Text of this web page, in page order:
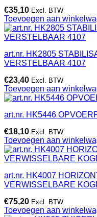
€35,10 Excl. BTW
Toevoegen aan
art.nr. HK2805
VERSTELBAAR 4107
€23,40 Excl. BTW
Toevoegen aan
art.nr. HK5446
€18,10 Excl. BTW
Toevoegen aan
art.nr. HK4007
VERWISSELBARE
€75,20 Excl. BTW
Toevoegen aan